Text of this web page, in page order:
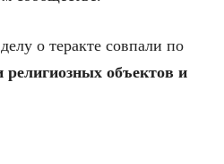
о теракте совпали по
религиозных объектов и